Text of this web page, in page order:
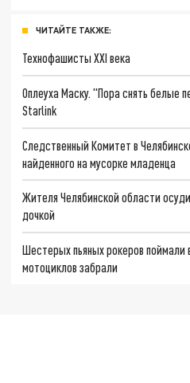
ЧИТАЙТЕ ТАКЖЕ:
Технофашисты XXI века
Оплеуха Маску. "Пора снять белые
Starlink
Следственный Комитет в
найденного на мусорке младенца
Жителя Челябинской области
дочкой
Шестерых пьяных рокеров поймали
мотоциклов забрали